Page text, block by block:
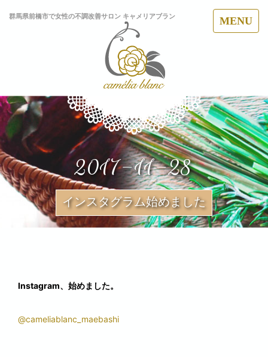
群馬県前橋市で女性の不調改善サロン キャメリアブラン MENU
2017-11-28
インスタグラム始めました
Instagram、始めました。
@cameliablanc_maebashi